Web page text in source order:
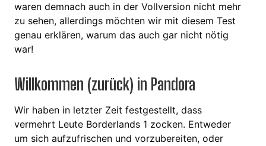
waren demnach auch in der Vollversion nicht mehr
zu sehen, allerdings möchten wir mit diesem Test
genau erklären, warum das auch gar nicht nötig
war!
Willkommen (zurück) in Pandora
Wir haben in letzter Zeit festgestellt, dass
vermehrt Leute Borderlands 1 zocken. Entweder
um sich aufzufrischen und vorzubereiten, oder